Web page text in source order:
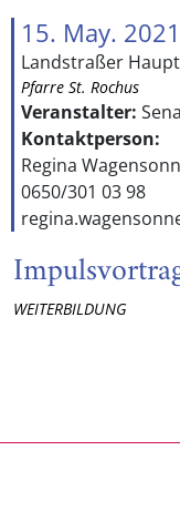
15. May. 2021
Landstraßer
Pfarre St. Rochus
Veranstalter:
Kontaktperson:
Regina
0650/301 03 98
WEITERBILDUNG